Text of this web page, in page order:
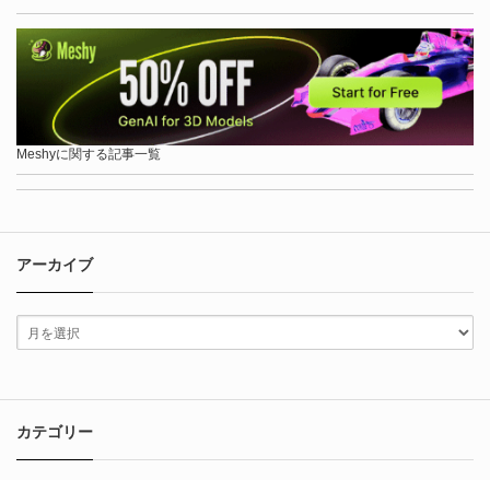
Meshyに関する記事一覧
アーカイブ
カテゴリー